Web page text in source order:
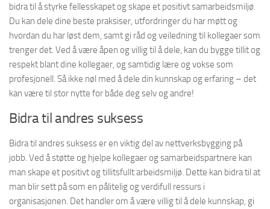
bidra til å styrke fellesskapet og skape et positivt samarbeidsmiljø.
Du kan dele dine beste praksiser, utfordringer du har møtt og
hvordan du har løst dem, samt gi råd og veiledning til kollegaer som
trenger det. Ved å være åpen og villig til å dele, kan du bygge tillit og
respekt blant dine kollegaer, og samtidig lære og vokse som
profesjonell. Så ikke nøl med å dele din kunnskap og erfaring – det
kan være til stor nytte for både deg selv og andre!
Bidra til andres suksess
Bidra til andres suksess er en viktig del av nettverksbygging på
jobb. Ved å støtte og hjelpe kollegaer og samarbeidspartnere kan
man skape et positivt og tillitsfullt arbeidsmiljø. Dette kan bidra til at
man blir sett på som en pålitelig og verdifull ressurs i
organisasjonen. Det handler om å være villig til å dele kunnskap, gi